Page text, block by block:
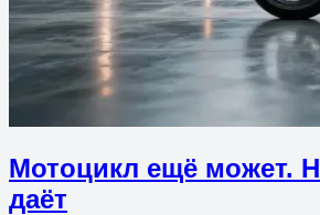
Мотоцикл ещё может.
даёт